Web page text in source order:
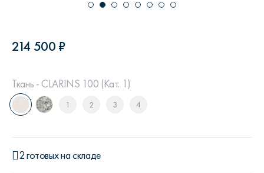
214 500 ₽
Ткань - CLARINS 100 (Кат. 1)
1 2 3 4
2 готовых на складе